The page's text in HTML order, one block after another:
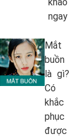
ngay
Mắt
buồn
là gì?
Có
khắc
phục
được